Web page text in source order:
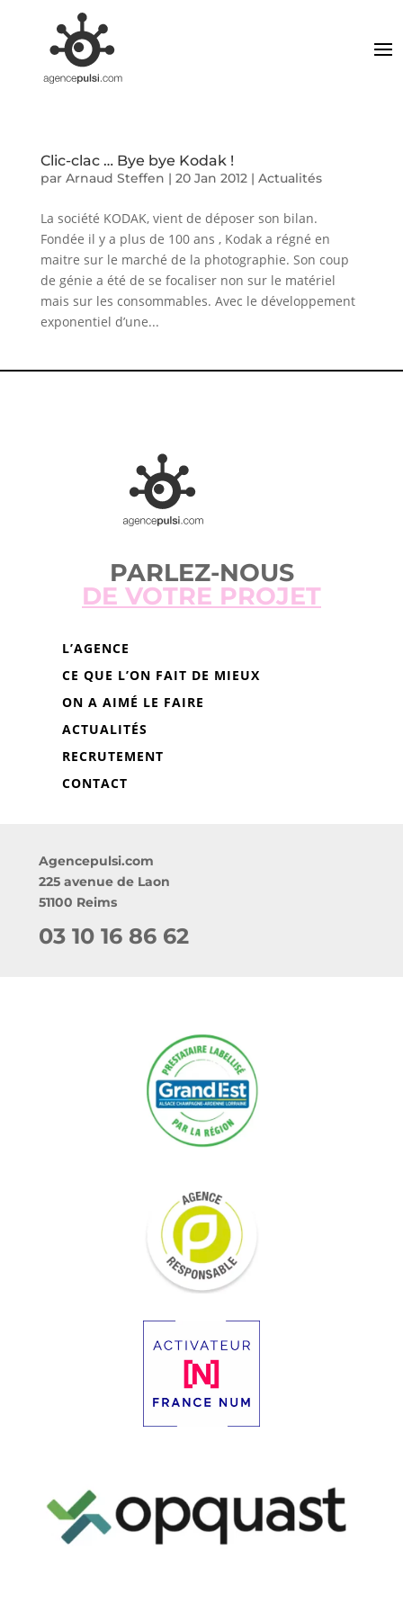
Clic-clac … Bye bye Kodak !
par Arnaud Steffen | 20 Jan 2012| Actualités
La société KODAK, vient de déposer son bilan.
Fondée il y a plus de 100 ans , Kodak a régné en
maitre sur le marché de la photographie. Son coup
de génie a été de se focaliser non sur le matériel
mais sur les consommables. Avec le développement
exponentiel d’une...
PARLEZ-NOUS
DE VOTRE PROJET
L’AGENCE
CE QUE L’ON FAIT DE MIEUX
ON A AIMÉ LE FAIRE
ACTUALITÉS
RECRUTEMENT
CONTACT
Agencepulsi.com
225 avenue de Laon
51100 Reims
03 10 16 86 62